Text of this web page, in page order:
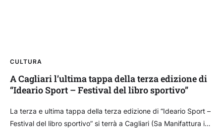
CULTURA
A Cagliari l’ultima tappa della terza edizione di
“Ideario Sport – Festival del libro sportivo”
La terza e ultima tappa della terza edizione di “Ideario Sport –
Festival del libro sportivo” si terrà a Cagliari (Sa Manifattura in